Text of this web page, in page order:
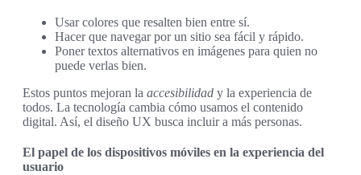
Usar colores que resalten bien entre sí.
Hacer que navegar por un sitio sea fácil y rápido.
Poner textos alternativos en imágenes para quien no
puede verlas bien.
Estos puntos mejoran la accesibilidad y la experiencia de
todos. La tecnología cambia cómo usamos el contenido
digital. Así, el diseño UX busca incluir a más personas.
El papel de los dispositivos móviles en la experiencia del
usuario